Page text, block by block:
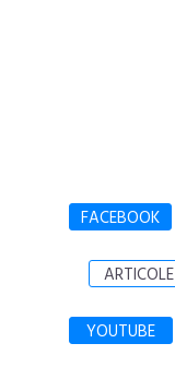
FACEBOOK
ARTICOLE
YOUTUBE